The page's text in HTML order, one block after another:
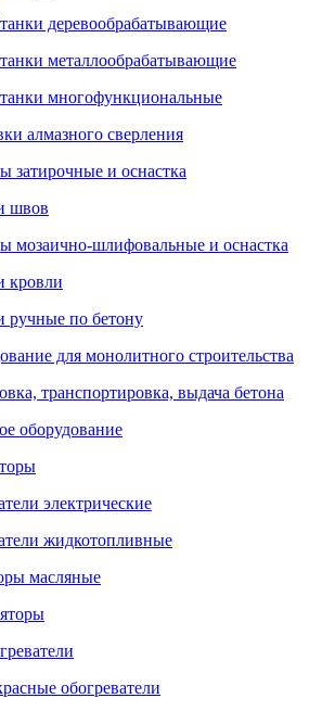
деревообрабатывающие
металлообрабатывающие
многофункциональные
алмазного сверления
и оснастка
швов
мозаично-шлифовальные и оснастка
кровли
ручные по бетону
для монолитного строительства
транспортировка, выдача бетона
оборудование
электрические
жидкотопливные
масляные
обогреватели